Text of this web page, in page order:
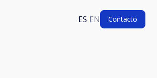
ES EN Contacto